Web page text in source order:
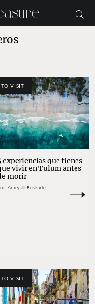
TO VISIT
experiencias que tienes
vivir en Tulum antes
morir
Ameyalli Roskaritz
TO VISIT